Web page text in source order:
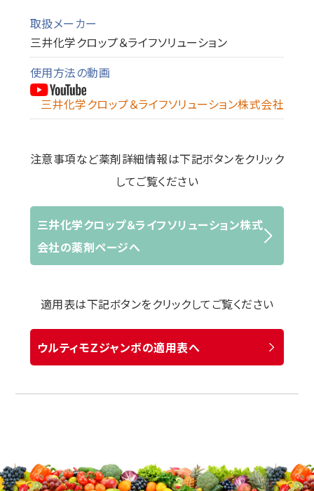
取扱メーカー
三井化学クロップ＆ライフソリューション
使用方法の動画
三井化学クロップ＆ライフソリューション株式会社
注意事項など薬剤詳細情報は下記ボタンをクリック
してご覧ください
三井化学クロップ＆ライフソリューション株式
会社の薬剤ページへ
適用表は下記ボタンをクリックしてご覧ください
ウルティモＺジャンボの適用表へ